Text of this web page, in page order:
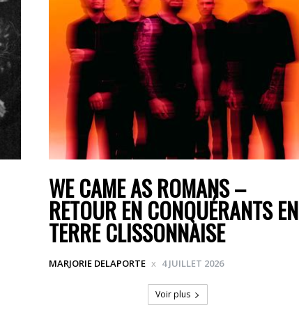
WE CAME AS ROMANS –
RETOUR EN CONQUÉRANTS EN
TERRE CLISSONNAISE
MARJORIE DELAPORTE 4 JUILLET 2026
Voir plus